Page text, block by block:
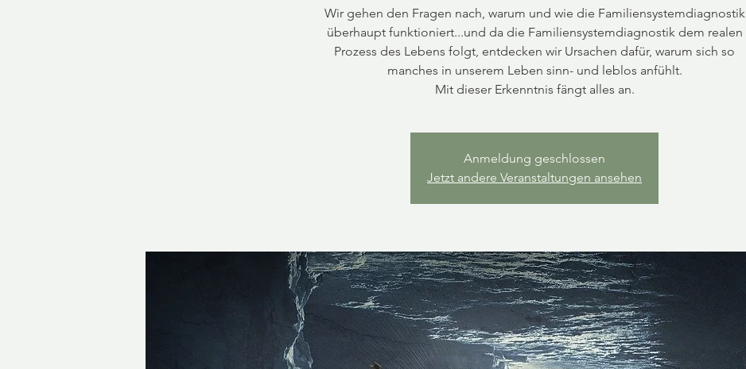
Wir gehen den Fragen nach, warum und wie die Familiensystemdiagnostik
überhaupt funktioniert...und da die Familiensystemdiagnostik dem realen
Prozess des Lebens folgt, entdecken wir Ursachen dafür, warum sich so
manches in unserem Leben sinn- und leblos anfühlt.
Mit dieser Erkenntnis fängt alles an.
Anmeldung geschlossen
Jetzt andere Veranstaltungen ansehen